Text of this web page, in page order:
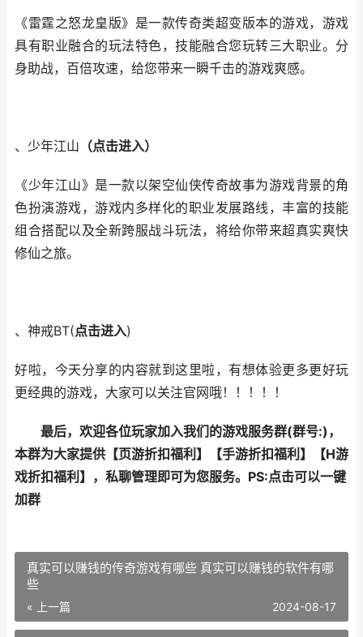
《雷霆之怒龙皇版》是一款传奇类超变版本的游戏，游戏
具有职业融合的玩法特色，技能融合您玩转三大职业。分
身助战，百倍攻速，给您带来一瞬千击的游戏爽感。
、少年江山 （点击进入）
《少年江山》是一款以架空仙侠传奇故事为游戏背景的角
色扮演游戏，游戏内多样化的职业发展路线，丰富的技能
组合搭配以及全新跨服战斗玩法，将给你带来超真实爽快
修仙之旅。
、神戒BT(点击进入)
好啦，今天分享的内容就到这里啦，有想体验更多更好玩
更经典的游戏，大家可以关注官网哦！！！！！
最后，欢迎各位玩家加入我们的游戏服务群(群号:)，
本群为大家提供【页游折扣福利 】【手游折扣福利 】【H游
戏折扣福利 】，私聊管理即可为您服务。 PS:点击可以一键
加群
真实可以赚钱的传奇游戏有哪些 真实可以赚钱的软件有哪
些
« 上一篇 2024-08-17